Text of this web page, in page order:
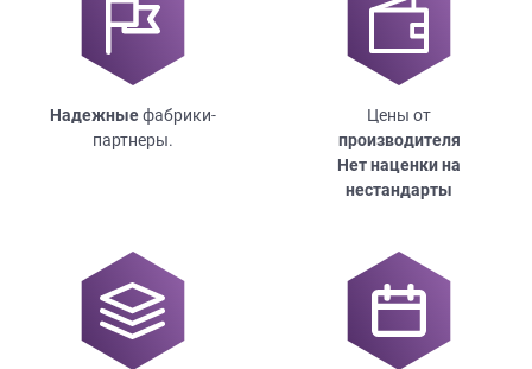
Надежныефабрики-
партнеры.
Цены от
производителя
Нет наценки на
нестандарты